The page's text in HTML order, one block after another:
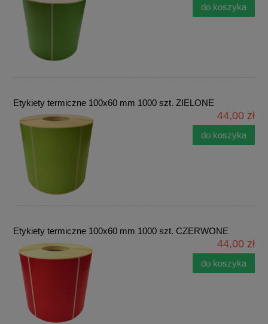
do koszyka
Etykiety termiczne 100x60 mm 1000 szt. ZIELONE
44,00 zł
do koszyka
Etykiety termiczne 100x60 mm 1000 szt. CZERWONE
44,00 zł
do koszyka